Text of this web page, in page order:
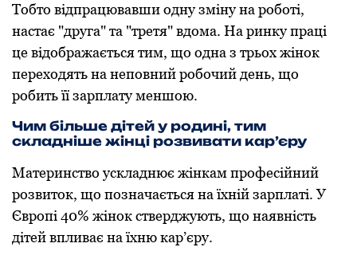
Тобто відпрацювавши одну зміну на роботі,
настає "друга" та "третя" вдома. На ринку праці
це відображається тим, що одна з трьох жінок
переходять на неповний робочий день, що
робить її зарплату меншою.
Чим більше дітей у родині, тим
складніше жінці розвивати кар’єру
Материнство ускладнює жінкам професійний
розвиток, що позначається на їхній зарплаті. У
Європі 40% жінок стверджують, що наявність
дітей впливає на їхню кар’єру.